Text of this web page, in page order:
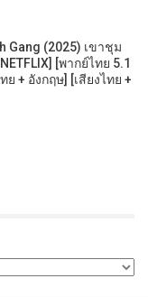
Gang (2025) เขาชุม
[พากย์ไทย 5.1
ย + อังกฤษ] [เสียงไทย +